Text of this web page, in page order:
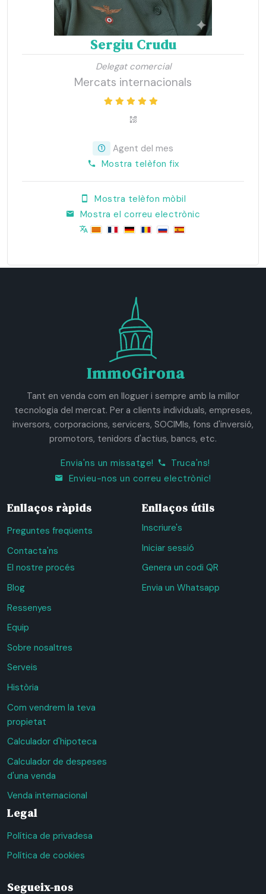
Sergiu Crudu
Delegat comercial
Mercats internacionals
Agent del mes
Mostra telèfon fix
Mostra telèfon mòbil
Mostra el correu electrònic
ImmoGirona
Tant en venda com en lloguer i sempre amb la millor
tecnologia del mercat. Per a clients individuals, empreses,
inversors, corporacions, servicers, SOCIMIs, fons d'inversió,
promotors, tenidors d'actius, bancs, etc.
Envia'ns un missatge!
Truca'ns!
Envieu-nos un correu electrònic!
Enllaços ràpids
Preguntes freqüents
Contacta'ns
El nostre procés
Blog
Ressenyes
Equip
Sobre nosaltres
Serveis
Història
Com vendrem la teva
propietat
Calculador d'hipoteca
Calculador de despeses
d'una venda
Venda internacional
Enllaços útils
Inscriure's
Iniciar sessió
Genera un codi QR
Envia un Whatsapp
Legal
Política de privadesa
Política de cookies
Segueix-nos